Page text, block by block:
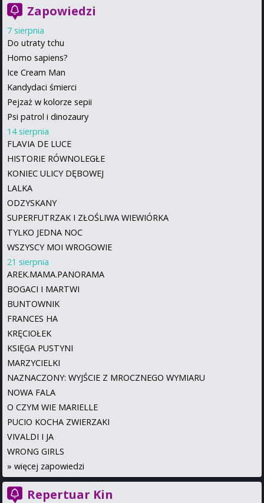
Zapowiedzi
7 sierpnia
Do utraty tchu
Homo sapiens?
Ice Cream Man
Kandydaci śmierci
Pejzaż w kolorze sepii
Psi patrol i dinozaury
14 sierpnia
FLAVIA DE LUCE
HISTORIE RÓWNOLEGŁE
KONIEC ULICY DĘBOWEJ
LALKA
ODZYSKANY
SUPERFUTRZAK I ZŁOŚLIWA WIEWIÓRKA
TYLKO JEDNA NOC
WSZYSCY MOI WROGOWIE
21 sierpnia
AREK.MAMA.PANORAMA
BOGACI I MARTWI
BUNTOWNIK
FRANCES HA
KRĘCIOŁEK
KSIĘGA PUSTYNI
MARZYCIELKI
NAZNACZONY: WYJŚCIE Z MROCZNEGO WYMIARU
NOWA FALA
O CZYM WIE MARIELLE
PUCIO KOCHA ZWIERZAKI
VIVALDI I JA
WRONG GIRLS
» więcej zapowiedzi
Repertuar Kin